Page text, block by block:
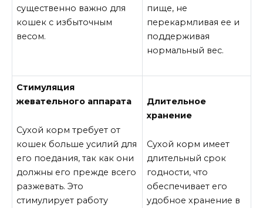
существенно важно для
кошек с избыточным
весом.
пище, не
перекармливая ее и
поддерживая
нормальный вес.
Стимуляция
жевательного аппарата
Сухой корм требует от
кошек больше усилий для
его поедания, так как они
должны его прежде всего
разжевать. Это
стимулирует работу
Длительное
хранение
Сухой корм имеет
длительный срок
годности, что
обеспечивает его
удобное хранение в